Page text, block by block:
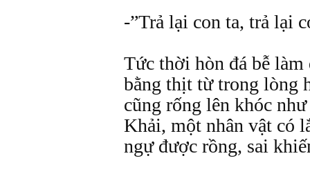
-”Trả lại con ta, trả lại
Tức thời hòn đá bễ làm
bằng thịt từ trong lòng
cũng rống lên khóc
Khải, một nhân vật có
ngự được rồng, sai